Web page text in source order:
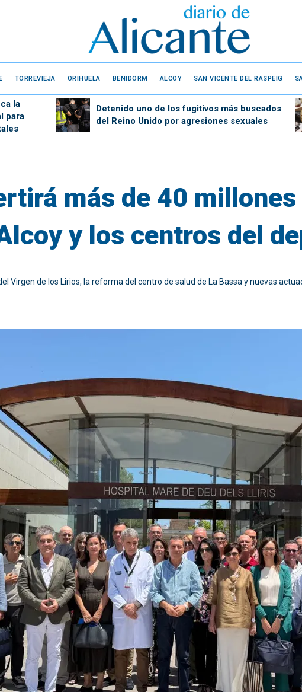
TORREVIEJA ORIHUELA BENIDORM ALCOY SAN VICENTE DEL RASPEIG
la
para
Detenido uno de los fugitivos más buscados
del Reino Unido por agresiones sexuales
más de 40
y los centros del
Virgen de los Lirios, la reforma del centro de salud de La Bassa y nuevas